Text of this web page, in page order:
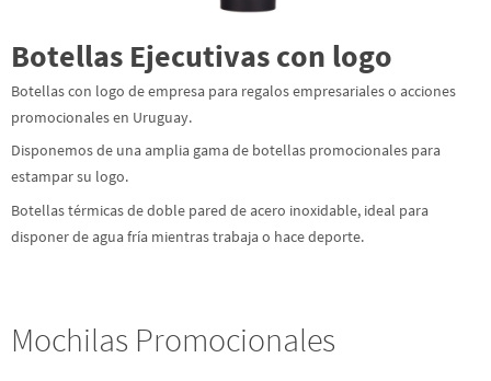
Botellas Ejecutivas con logo
Botellas con logo de empresa para regalos empresariales o acciones
promocionales en Uruguay.
Disponemos de una amplia gama de botellas promocionales para
estampar su logo.
Botellas térmicas de doble pared de acero inoxidable, ideal para
disponer de agua fría mientras trabaja o hace deporte.
Mochilas Promocionales